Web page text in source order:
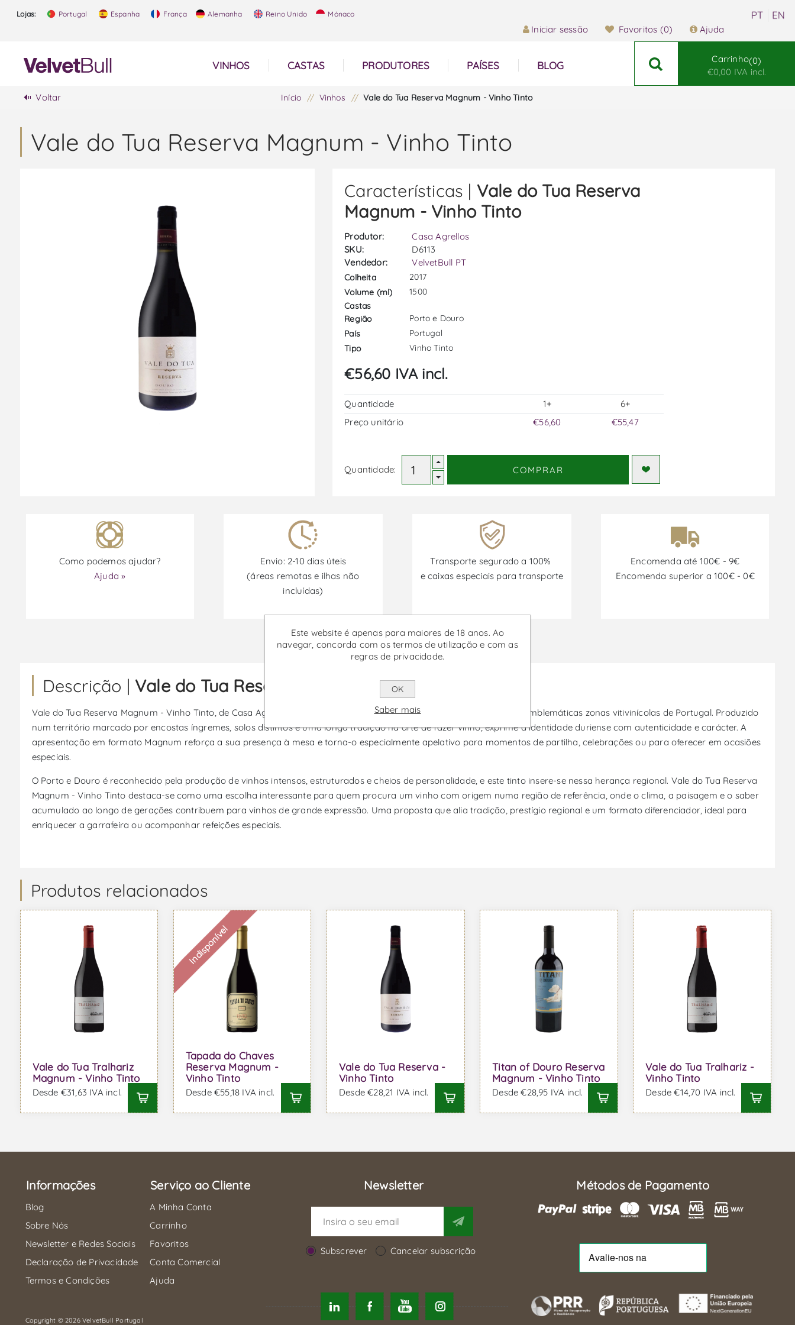
Lojas: Portugal Espanha França Alemanha Reino Unido Mónaco
Iniciar sessão Favoritos (0) Ajuda
VINHOS CASTAS PRODUTORES PAÍSES BLOG
Carrinho 0
€0,00 IVA incl.
Voltar Início / Vinhos / Vale do Tua Reserva Magnum - Vinho Tinto
Vale do Tua Reserva Magnum - Vinho Tinto
Características | Vale do Tua Reserva
Magnum - Vinho Tinto
Produtor:
Casa Agrellos
SKU:
D6113
Vendedor:
VelvetBull PT
Colheita
2017
Volume (ml)
1500
Castas
Região
Porto e Douro
País
Portugal
Tipo
Vinho Tinto
€56,60 IVA incl.
Quantidade 1+
6+
Preço unitário
€56,60 €55,47
Quantidade: COMPRAR
Como podemos ajudar?
Ajuda »
Envio: 2-10 dias úteis
(áreas remotas e ilhas não
incluídas)
Transporte segurado a 100%
e caixas especiais para transporte
Encomenda até 100€ - 9€
Encomenda superior a 100€ - 0€
Promoções disponíveis de 30/06/2026 a 30/09/2026
Descrição | Vale do Tua Reserva Magnum - Vinho Tinto
Vale do Tua Reserva Magnum - Vinho Tinto, de Casa Agrellos, é um vinho da região do Porto e Douro, uma das mais emblemáticas zonas vitivinícolas de Portugal. Produzido
num território marcado por encostas íngremes, solos distintos e uma longa tradição na arte de fazer vinho, exprime a identidade duriense com autenticidade e carácter. A
apresentação em formato Magnum reforça a sua presença à mesa e torna-o especialmente apelativo para momentos de partilha, celebrações ou para oferecer em ocasiões
especiais.
O Porto e Douro é reconhecido pela produção de vinhos intensos, estruturados e cheios de personalidade, e este tinto insere-se nessa herança regional. Vale do Tua Reserva
Magnum - Vinho Tinto destaca-se como uma escolha interessante para quem procura um vinho com origem numa região de referência, onde o clima, a paisagem e o saber
acumulado ao longo de gerações contribuem para vinhos de grande expressão. Uma proposta que alia tradição, prestígio regional e um formato diferenciador, ideal para
enriquecer a garrafeira ou acompanhar refeições especiais.
Produtos relacionados
Vale do Tua Tralhariz
Magnum - Vinho Tinto
Desde €31,63 IVA incl.
Indisponível
Tapada do Chaves
Reserva Magnum -
Vinho Tinto
Desde €55,18 IVA incl.
Vale do Tua Reserva -
Vinho Tinto
Desde €28,21 IVA incl.
Titan of Douro Reserva
Magnum - Vinho Tinto
Desde €28,95 IVA incl.
Vale do Tua Tralhariz -
Vinho Tinto
Desde €14,70 IVA incl.
Informações
Blog
Sobre Nós
Newsletter e Redes Sociais
Declaração de Privacidade
Termos e Condições
Serviço ao Cliente
A Minha Conta
Carrinho
Favoritos
Conta Comercial
Ajuda
Newsletter
Subscrever Cancelar subscrição
Métodos de Pagamento
Copyright © 2026 VelvetBull Portugal
Este website é apenas para maiores de 18 anos. Ao
navegar, concorda com os termos de utilização e com as
regras de privacidade.
OK
Saber mais